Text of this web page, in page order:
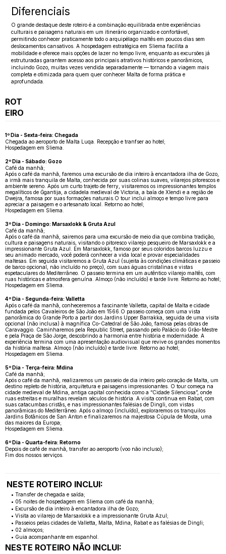
Diferenciais
O grande destaque deste roteiro é a combinação equilibrada entre experiências
culturais e paisagens naturais em um itinerário organizado e confortável,
permitindo conhecer praticamente todo o arquipélago maltês em poucos dias sem
deslocamentos cansativos. A hospedagem estratégica em Sliema facilita a
mobilidade e oferece mais opções de lazer no tempo livre, enquanto as excursões já
estruturadas garantem acesso aos principais atrativos históricos e panorâmicos,
incluindo Gozo, muitas vezes vendida separadamente — tornando a viagem mais
completa e otimizada para quem quer conhecer Malta de forma prática e
aprofundada.
NESTE ROTEIRO INCLUI:
• Transfer de chegada e saída;
• 05 noites de hospedagem em Sliema com café da manhã;
• Excursão de dia inteiro à encantadora ilha de Gozo;
• Visita ao vilarejo de Marsaxlokk e a impressionante Gruta Azul;
• Passeios pelas cidades de Valletta, Malta, Mdina, Rabat e as falésias de Dingli;
• 02 almoços;
• Guia acompanhante em espanhol.
NESTE ROTEIRO NÃO INCLUI:
ROT
EIRO
1º Dia - Sexta-feira: Chegada
Chegada ao aeroporto de Malta Luqa. Recepção e tranfser ao hotel;
Hospedagem em Sliema.
2º Dia - Sábado: Gozo
Café da manhã;
Após o café da manhã, faremos uma excursão de dia inteiro à encantadora ilha de Gozo,
a irmã mais tranquila de Malta, conhecida por suas colinas suaves, vilarejos pitorescos e
ambiente sereno. Após um curto trajeto de ferry, visitaremos os impressionantes templos
megalíticos de Ġgantija, a cidadela medieval de Victoria, a baía de Xlendi e a região de
Dwejra, famosa por suas formações naturais.O tour inclui almoço e tempo livre para
apreciar a paisagem e o artesanato local. Retorno ao hotel;
Hospedagem em Sliema.
3º Dia - Domingo: Marsaxlokk & Gruta Azul
Café da manhã;
Após o café da manhã, sairemos para uma excursão de meio dia que combina tradição,
cultura e paisagens naturais, visitando o pitoresco vilarejo pesqueiro de Marsaxlokk e a
impressionante Gruta Azul. Em Marsaxlokk, famoso por seus coloridos barcos luzzu e
seu animado mercado, você poderá conhecer a vida local e provar especialidades
maltesas. Em seguida visitaremos a Gruta Azul (sujeita às condições climáticas e passeio
de barco opcional, não incluído no preço), com suas águas cristalinas e vistas
espetaculares do Mediterrâneo. O passeio termina em um autêntico vilarejo maltês, com
ruas históricas e atmosfera genuína. Almoço (não incluído) e tarde livre. Retorno ao hotel;
Hospedagem em Sliema.
4º Dia - Segunda-feira: Valletta
Após o café da manhã, conheceremos a fascinante Valletta, capital de Malta e cidade
fundada pelos Cavaleiros de São João em 1566.O passeio começa com uma vista
panorâmica do Grande Porto a partir dos Jardins Upper Barrakka, seguida de uma visita
opcional (não inclusa) à magnífica Co-Catedral de São João, famosa pelas obras de
Caravaggio. Caminharemos pela Republic Street, passando pelo Palácio do Grão-Mestre
e pela Praça de São Jorge, descobrindo a harmonia entre história e modernidade. A
experiência termina com uma apresentação audiovisual que revive os grandes momentos
da história maltesa. Almoço (não incluído) e tarde livre. Retorno ao hotel;
Hospedagem em Sliema.
5º Dia - Terça-feira: Mdina
Café da manhã;
Após o café da manhã, realizaremos um passeio de dia inteiro pelo coração de Malta, um
destino repleto de história, arquitetura e paisagens impressionantes. O tour começa na
cidade medieval de Mdina, antiga capital conhecida como a “Cidade Silenciosa”, onde
ruas estreitas e muralhas revelam séculos de história. A visita continua em Rabat, com
suas catacumbas cristãs, e nas impressionantes falésias de Dingli, com vistas
panorâmicas do Mediterrâneo. Após o almoço (incluído), exploraremos os tranquilos
Jardins Botânicos de San Anton e finalizaremos na majestosa Cúpula de Mosta, uma
das maiores da Europa;
Hospedagem em Sliema.
6º Dia - Quarta-feira: Retorno
Depois de café de manhã, transfer ao aeroporto (voo não incluso);
Fim dos nossos serviços.